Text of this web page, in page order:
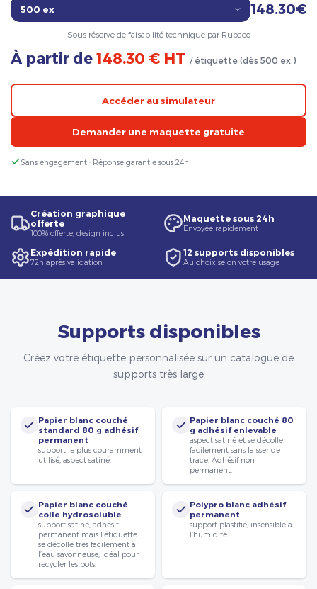
148.30€
Sous réserve de faisabilité technique par Rubaco
À partir de 148.30 € HT / étiquette (dès 500 ex.)
Accéder au simulateur
Demander une maquette gratuite
Sans engagement · Réponse garantie sous 24h
Création graphique
offerte
100% offerte, design inclus
Maquette sous 24h
Envoyée rapidement
Expédition rapide
72h après validation
12 supports disponibles
Au choix selon votre usage
Supports disponibles
Créez votre étiquette personnalisée sur un catalogue de
supports très large
Papier blanc couché
standard 80 g adhésif
permanent
support le plus couramment
utilisé, aspect satiné.
Papier blanc couché 80
g adhésif enlevable
aspect satiné et se décolle
facilement sans laisser de
trace. Adhésif non
permanent.
Papier blanc couché
colle hydrosoluble
support satiné, adhésif
permanent mais l’étiquette
se décolle très facilement à
l’eau savonneuse, idéal pour
recycler les pots.
Polypro blanc adhésif
permanent
support plastifié, insensible à
l’humidité.